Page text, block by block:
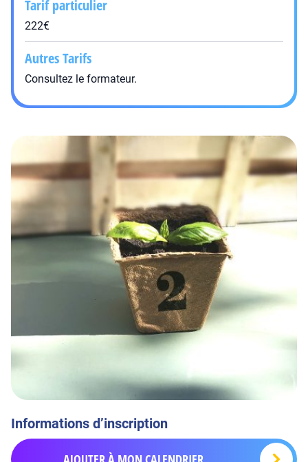
Tarif particulier
222€
Autres Tarifs
Consultez le formateur.
Informations d’inscription